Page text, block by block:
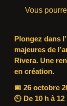
Vous
Plongez dans
majeures de
Rivera. Une
en création.
📅 26 octobre
🕙 De 10 h à 12